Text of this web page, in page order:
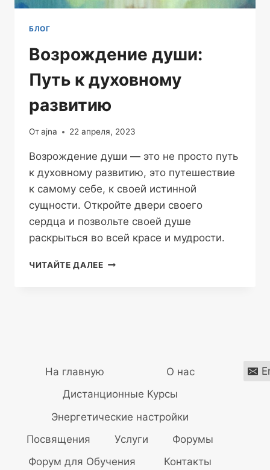
БЛОГ
Возрождение души:
Путь к духовному
развитию
Отajna 22 апреля, 2023
Возрождение души — это не просто путь
к духовному развитию, это путешествие
к самому себе, к своей истинной
сущности. Откройте двери своего
сердца и позвольте своей душе
раскрыться во всей красе и мудрости.
ЧИТАЙТЕ ДАЛЕЕВОЗРОЖДЕНИЕ
На главную
О нас
Дистанционные Курсы
Энергетические настройки
Посвящения
Услуги
Форумы
Форум для Обучения
Контакты